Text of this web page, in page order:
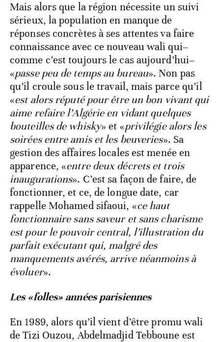
Mais alors que la région nécessite un suivi
sérieux, la population en manque de
réponses concrètes à ses attentes va faire
connaissance avec ce nouveau wali qui–
comme c’est toujours le cas aujourd’hui–
«passe peu de temps au bureau». Non pas
qu’il croule sous le travail, mais parce qu’il
«est alors réputé pour être un bon vivant qui
aime refaire l’Algérie en vidant quelques
bouteilles de whisky» et «privilégie alors les
soirées entre amis et les beuveries». Sa
gestion des affaires locales est menée en
apparence, «entre deux décrets et trois
inaugurations». C’est sa façon de faire, de
fonctionner, et ce, de longue date, car
rappelle Mohamed sifaoui, «ce haut
fonctionnaire sans saveur et sans charisme
est pour le pouvoir central, l’illustration du
parfait exécutant qui, malgré des
manquements avérés, arrive néanmoins à
évoluer».
Les «folles» années parisiennes
En 1989, alors qu’il vient d’être promu wali
de Tizi Ouzou, Abdelmadjid Tebboune est